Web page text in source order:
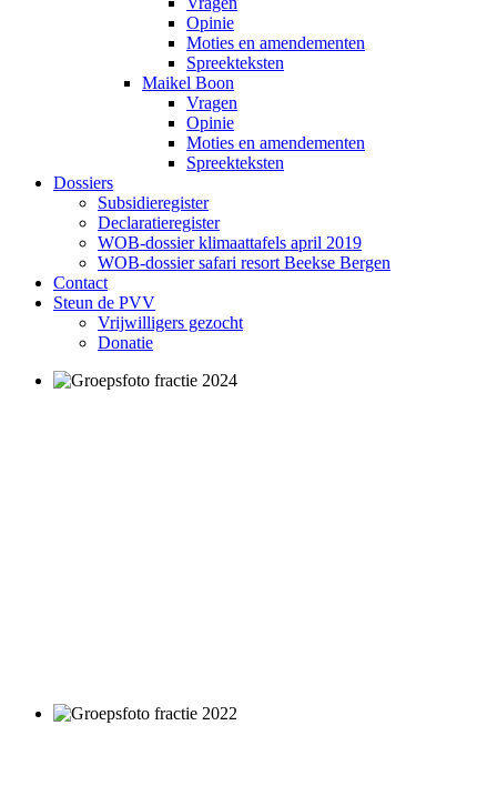
Opinie
Moties en amendementen
Spreekteksten
Maikel Boon
Vragen
Opinie
Moties en amendementen
Spreekteksten
Dossiers
Subsidieregister
Declaratieregister
WOB-dossier klimaattafels april 2019
WOB-dossier safari resort Beekse Bergen
Contact
Steun de PVV
Vrijwilligers gezocht
Donatie